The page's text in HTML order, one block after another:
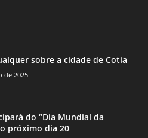
sobre a cidade de Cotia
de 2025
do “Dia Mundial da
próximo dia 20